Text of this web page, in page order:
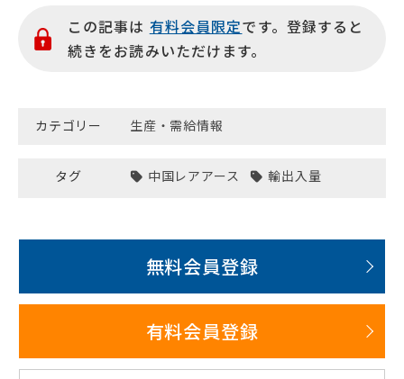
この記事は 有料会員限定です。登録すると
続きをお読みいただけます。
カテゴリー 生産・需給情報
タグ 中国レアアース 輸出入量
無料会員登録
有料会員登録